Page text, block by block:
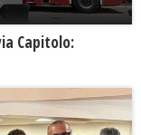
Capitolo: